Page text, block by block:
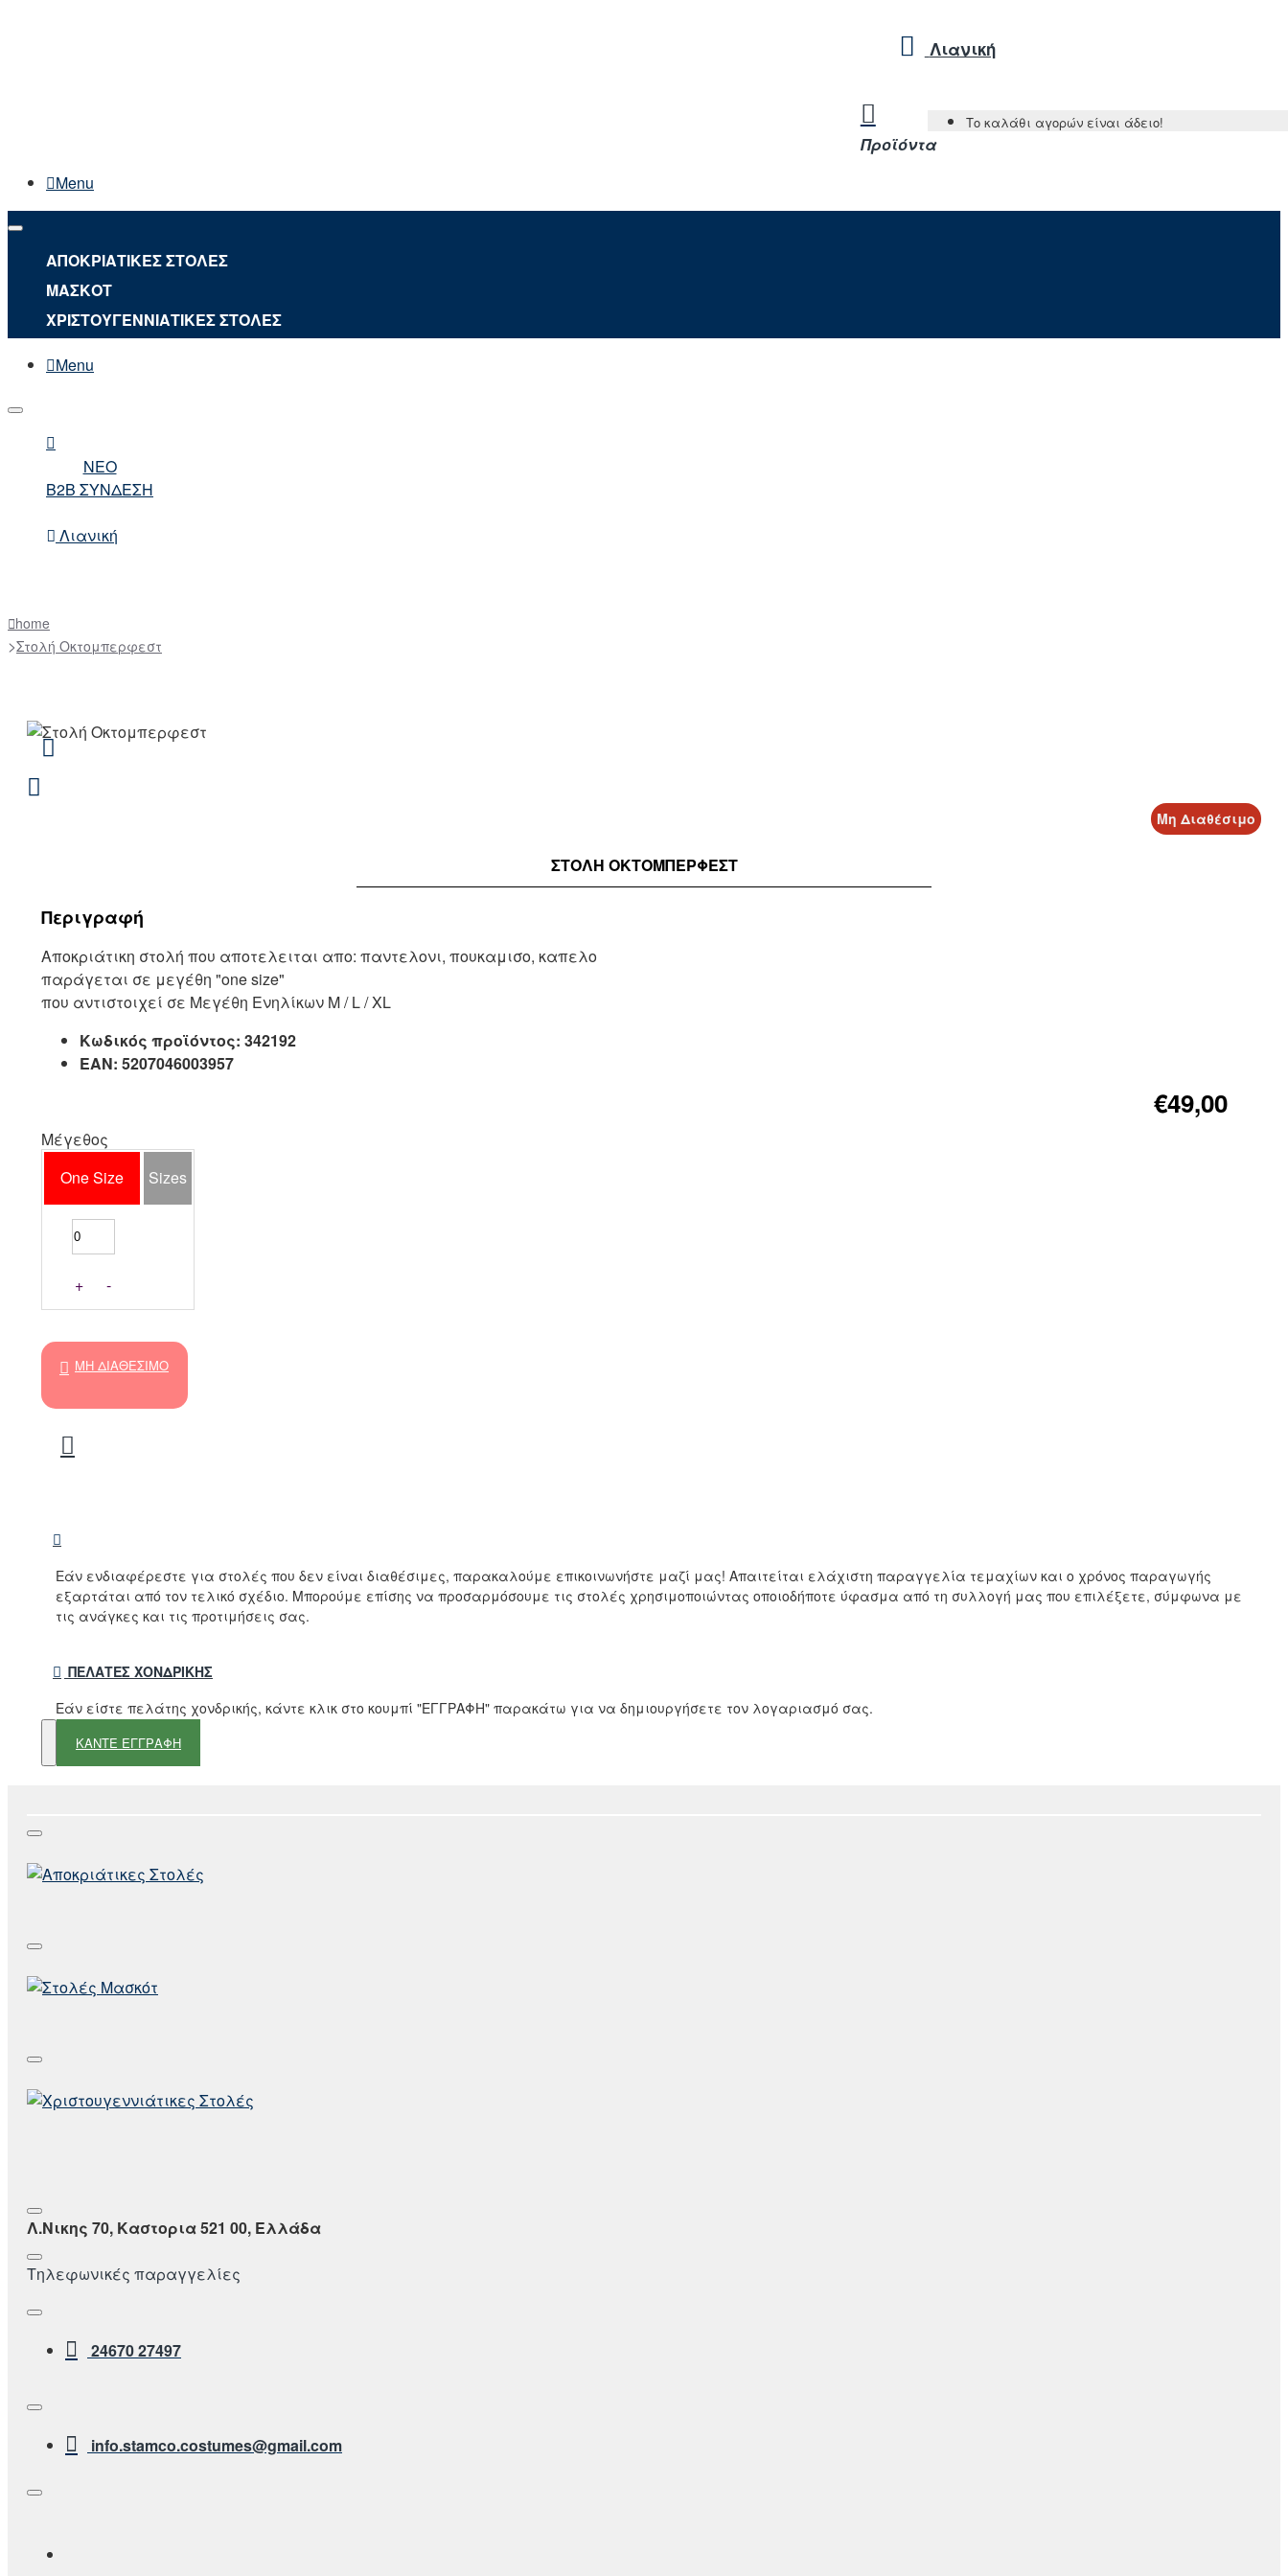
Λιανική
Προϊόντα
Το καλάθι αγορών είναι άδειο!
Menu
ΑΠΟΚΡΙΑΤΙΚΕΣ ΣΤΟΛΕΣ
ΜΑΣΚΟΤ
ΧΡΙΣΤΟΥΓΕΝΝΙΑΤΙΚΕΣ ΣΤΟΛΕΣ
Menu
NEO
B2B ΣΥΝΔΕΣΗ
Λιανική
home
Στολή Οκτομπερφεστ
Μη Διαθέσιμο
ΣΤΟΛΉ ΟΚΤΟΜΠΕΡΦΕΣΤ
Περιγραφή
Αποκριάτικη στολή που αποτελειται απο: παντελονι, πουκαμισο, καπελο
παράγεται σε μεγέθη "one size"
που αντιστοιχεί σε Μεγέθη Ενηλίκων M / L / XL
Κωδικός προϊόντος: 342192
EAN: 5207046003957
€49,00
Μέγεθος
One Size
Sizes
+ -
ΜΗ ΔΙΑΘΈΣΙΜΟ
Εάν ενδιαφέρεστε για στολές που δεν είναι διαθέσιμες, παρακαλούμε επικοινωνήστε μαζί μας! Απαιτείται ελάχιστη παραγγελία τεμαχίων και ο χρόνος παραγωγής
εξαρτάται από τον τελικό σχέδιο. Μπορούμε επίσης να προσαρμόσουμε τις στολές χρησιμοποιώντας οποιοδήποτε ύφασμα από τη συλλογή μας που επιλέξετε, σύμφωνα με
τις ανάγκες και τις προτιμήσεις σας.
ΠΕΛΆΤΕΣ ΧΟΝΔΡΙΚΉΣ
Εάν είστε πελάτης χονδρικής, κάντε κλικ στο κουμπί "ΕΓΓΡΑΦΗ" παρακάτω για να δημιουργήσετε τον λογαριασμό σας.
ΚΑΝΤΕ ΕΓΓΡΑΦΗ
Λ.Νικης 70, Καστορια 521 00, Ελλάδα
Τηλεφωνικές παραγγελίες
24670 27497
info.stamco.costumes@gmail.com